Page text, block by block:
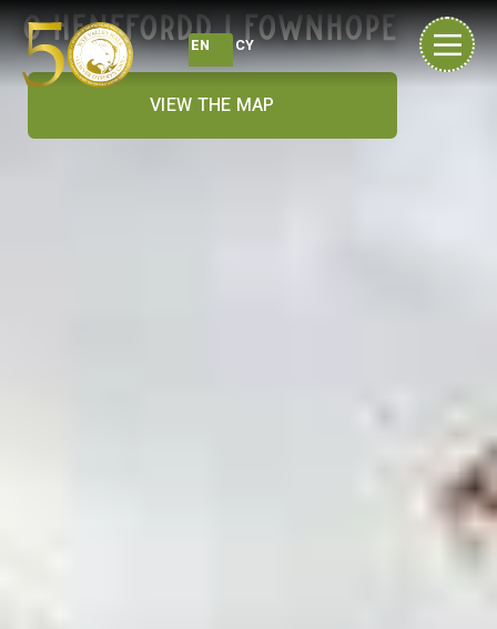
EN CY
O Henffordd i Fownhope
VIEW THE MAP